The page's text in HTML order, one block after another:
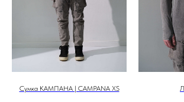
Сумка КАМПАНА | CAMPANA XS